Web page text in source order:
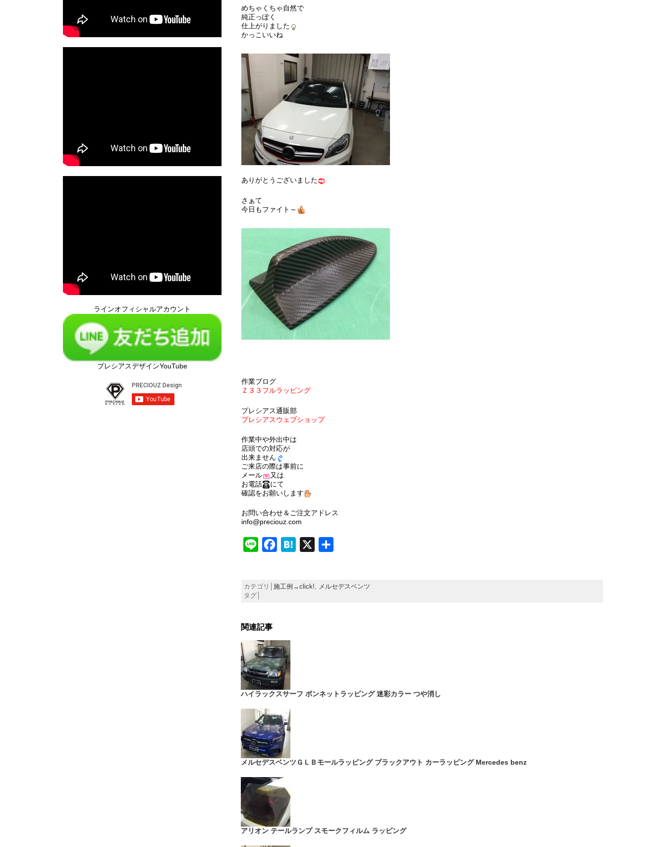
めちゃくちゃ自然で
純正っぽく
仕上がりました
かっこいいね
ありがとうございました
さぁて
今日もファイト～
作業ブログ
Ｚ３３フルラッピング
プレシアス通販部
プレシアスウェブショップ
作業中や外出中は
店頭での対応が
出来ません
ご来店の際は事前に
メール
又は
お電話
にて
確認をお願いします
お問い合わせ＆ご注文アドレス
info@preciouz.com
Line Facebook
Hatena
カテゴリ│ 施工例→click!
メルセデスベンツ
タグ│
関連記事
ハイラックスサーフ ボンネットラッピング 迷彩カラー つや消し
メルセデスベンツＧＬＢモールラッピング ブラックアウト カーラッピング Mercedes benz
アリオン テールランプ スモークフィルム ラッピング
ラインオフィシャルアカウント
プレシアスデザインYouTube